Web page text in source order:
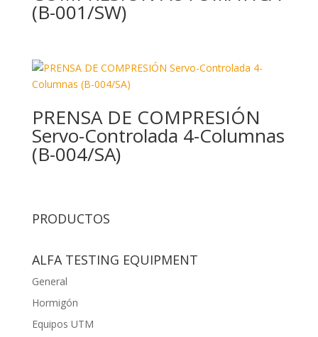
(B-001/SW)
PRENSA DE COMPRESIÓN
Servo-Controlada 4-Columnas
(B-004/SA)
PRODUCTOS
ALFA TESTING EQUIPMENT
General
Hormigón
Equipos UTM